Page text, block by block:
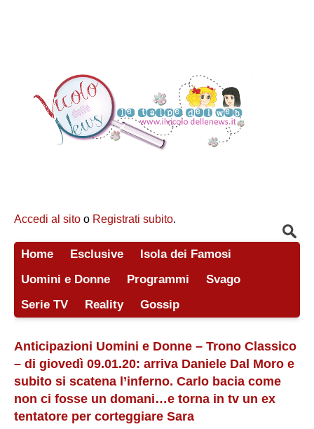
Accedi al sito o Registrati subito.
Home Esclusive
Isola dei Famosi
Uomini e Donne
Programmi
Svago
Serie TV
Reality Gossip
Anticipazioni Uomini e Donne – Trono Classico
– di giovedì 09.01.20: arriva Daniele Dal Moro e
subito si scatena l’inferno. Carlo bacia come
non ci fosse un domani…e torna in tv un ex
tentatore per corteggiare Sara